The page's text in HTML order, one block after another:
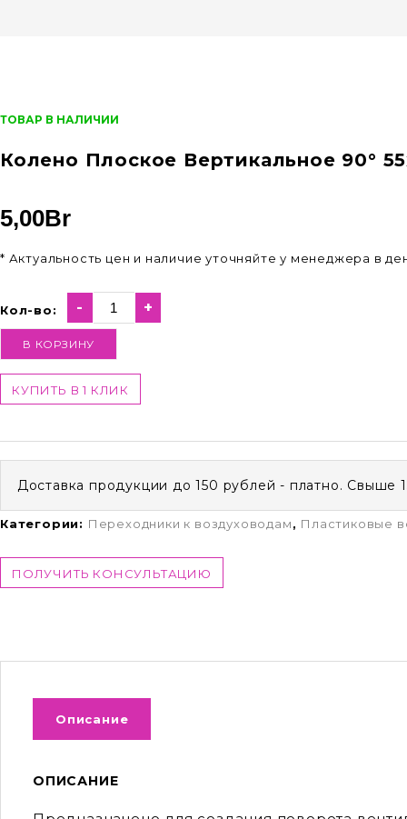
ТОВАР В НАЛИЧИИ
Колено Плоское Вертикальное 90°
5,00Br
* Актуальность цен и наличие уточняйте у менеджера в
Кол-во: - +
В КОРЗИНУ
КУПИТЬ В 1 КЛИК
Доставка продукции до 150 рублей - платно. Свыше
Категории: Переходники к воздуховодам, Пластиковые
ПОЛУЧИТЬ КОНСУЛЬТАЦИЮ
Описание
ОПИСАНИЕ